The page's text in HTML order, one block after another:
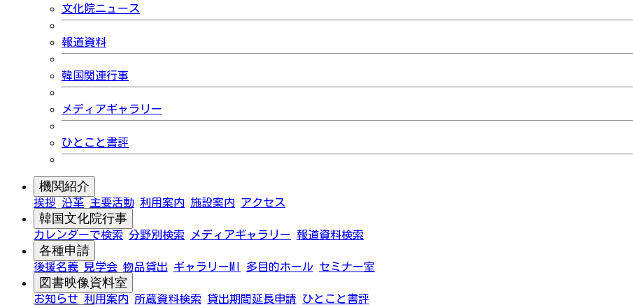
文化院ニュース
報道資料
韓国関連行事
メディアギャラリー
ひとこと書評
機関紹介
挨拶 沿革 主要活動 利用案内 施設案内 アクセス
韓国文化院行事
カレンダーで検索 分野別検索 メディアギャラリー 報道資料検索
各種申請
後援名義 見学会 物品貸出 ギャラリーMI 多目的ホール セミナー室
図書映像資料室
お知らせ 利用案内 所蔵資料検索 貸出期間延長申請 ひとこと書評